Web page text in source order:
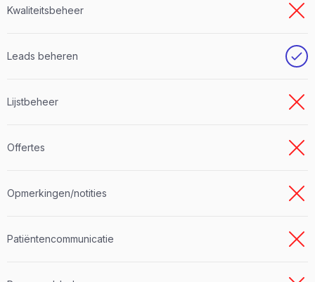
Kwaliteitsbeheer
Leads beheren
Lijstbeheer
Offertes
Opmerkingen/notities
Patiëntencommunicatie